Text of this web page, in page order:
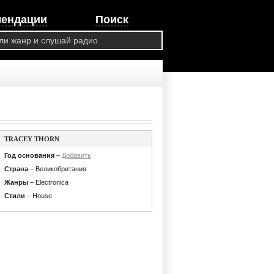
Поиск
TRACEY THORN
Год основания– Добавить
Страна– Великобритания
Жанры– Electronica
Стили – House